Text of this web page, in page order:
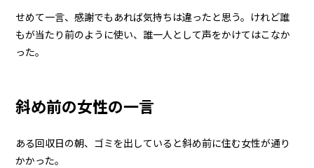
せめて一言、感謝でもあれば気持ちは違ったと思う。けれど誰
もが当たり前のように使い、誰一人として声をかけてはこなか
った。
斜め前の女性の一言
ある回収日の朝、ゴミを出していると斜め前に住む女性が通り
かかった。